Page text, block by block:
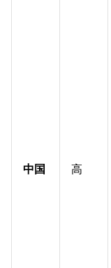
中国 高